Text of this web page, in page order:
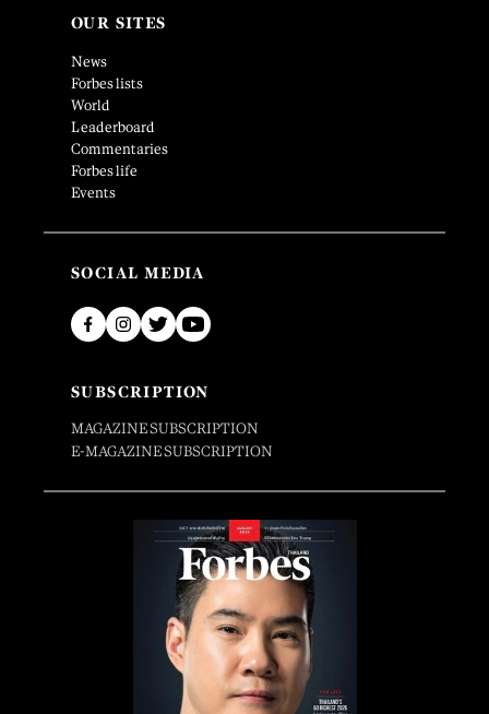
OUR SITES
News
Forbes lists
World
Leaderboard
Commentaries
Forbes life
Events
SOCIAL MEDIA
SUBSCRIPTION
MAGAZINE SUBSCRIPTION
E-MAGAZINE SUBSCRIPTION